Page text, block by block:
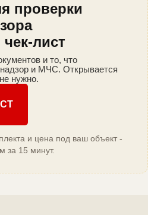
проверки
лист
и то, что
и МЧС. Открывается
нужно.
и цена под ваш объект -
за 15 минут.